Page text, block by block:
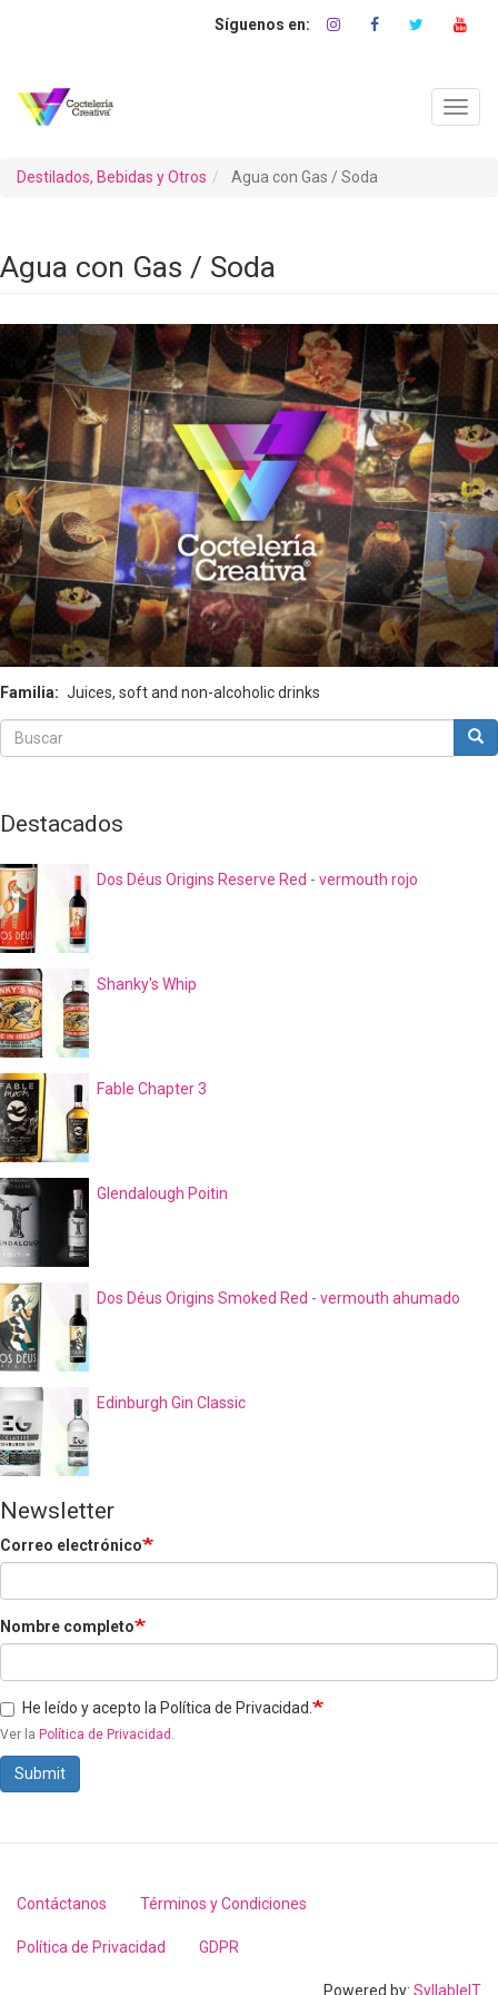
Destilados, Bebidas y Otros Agua con Gas / Soda
Agua con Gas / Soda
Familia Juices, soft and non-alcoholic drinks
Buscar
Buscar
Destacados
Dos Déus Origins Reserve Red - vermouth rojo
Shanky's Whip
Fable Chapter 3
Glendalough Poitin
Dos Déus Origins Smoked Red - vermouth ahumado
Edinburgh Gin Classic
Newsletter
Correo electrónico
Nombre completo
He leído y acepto la Política de Privacidad.
Ver la Política de Privacidad .
Submit
Footer
menu
Contáctanos Términos y Condiciones
Política de Privacidad GDPR
Powered by: SyllableIT